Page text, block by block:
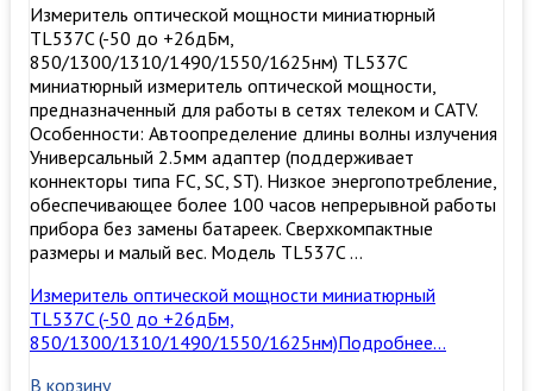
Измеритель оптической мощности миниатюрный
TL537C (-50 до +26дБм,
850/1300/1310/1490/1550/1625нм) TL537C
миниатюрный измеритель оптической мощности,
предназначенный для работы в сетях телеком и CATV.
Особенности: Автоопределение длины волны излучения
Универсальный 2.5мм адаптер (поддерживает
коннекторы типа FC, SC, ST). Низкое энергопотребление,
обеспечивающее более 100 часов непрерывной работы
прибора без замены батареек. Сверхкомпактные
размеры и малый вес. Модель TL537C …
Измеритель оптической мощности миниатюрный
TL537C (-50 до +26дБм,
850/1300/1310/1490/1550/1625нм)Подробнее…
В корзину